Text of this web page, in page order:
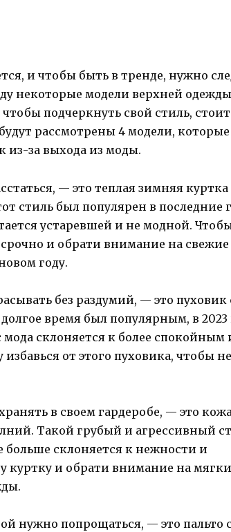
и чтобы быть в тренде, нужно
некоторые модели верхней
подчеркнуть свой стиль, стоит
рассмотрены 4 модели, которые
из-за выхода из моды.
— это теплая зимняя куртка
стиль был популярен в последние
устаревшей и не модной.
срочно и обрати внимание на
году.
без раздумий, — это пуховик
время был популярным, в 2023
мода склоняется к более спокойным
от этого пуховика, чтобы не
в своем гардеробе, — это
Такой грубый и агрессивный
больше склоняется к нежности и
куртку и обрати внимание на
нужно попрощаться, — это пальто